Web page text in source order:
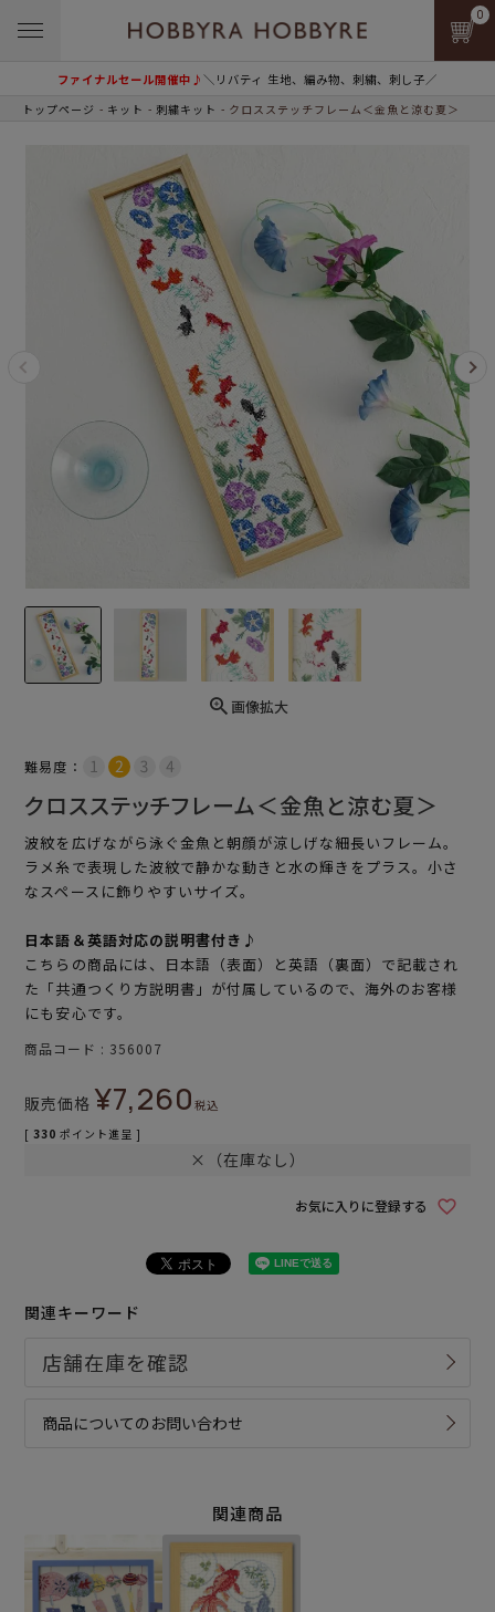
ファイナルセール開催中♪＼リバティ 生地、編み物、刺繍、刺し子／
0
トップページ キット 刺繍キット クロスステッチフレーム＜金魚と涼む夏＞
画像拡大
難易度：
クロスステッチフレーム＜金魚と涼む夏＞
波紋を広げながら泳ぐ金魚と朝顔が涼しげな細長いフレーム。
ラメ糸で表現した波紋で静かな動きと水の輝きをプラス。小さ
なスペースに飾りやすいサイズ。
日本語＆英語対応の説明書付き♪
こちらの商品には、日本語（表面）と英語（裏面）で記載され
た「共通つくり方説明書」が付属しているので、海外のお客様
にも安心です。
商品コード 356007
販売価格 ¥7,260税込
[ 330 ポイント進呈 ]
×（在庫なし）
お気に入りに登録する
関連キーワード
商品についてのお問い合わせ
関連商品